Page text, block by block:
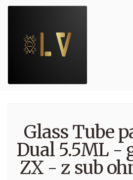
Glass Tube
Dual 5.5ML -
ZX - z sub